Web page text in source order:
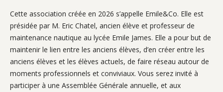
Cette association créée en 2026 s’appelle Emile&Co. Elle est
présidée par M. Eric Chatel, ancien élève et professeur de
maintenance nautique au lycée Emile James. Elle a pour but de
maintenir le lien entre les anciens élèves, d’en créer entre les
anciens élèves et les élèves actuels, de faire réseau autour de
moments professionnels et conviviaux. Vous serez invité à
participer à une Assemblée Générale annuelle, et aux